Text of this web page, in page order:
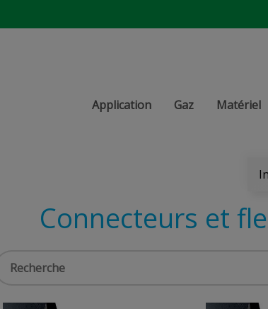
Application Gaz Matériel
Connecteurs et